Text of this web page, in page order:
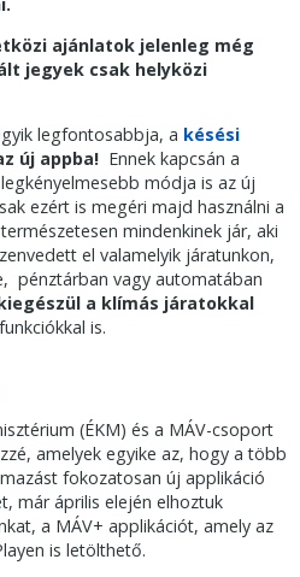
ajánlatok jelenleg még
jegyek csak helyközi
legfontosabbja, a késési
új appba! Ennek kapcsán a
módja is az új
ezért is megéri majd használni a
mindenkinek jár, aki
el valamelyik járatunkon,
pénztárban vagy automatában
a klímás járatokkal
is.
(ÉKM) és a MÁV-csoport
amelyek egyike az, hogy a több
fokozatosan új applikáció
már április elején elhoztuk
a MÁV+ applikációt, amely az
is letölthető.